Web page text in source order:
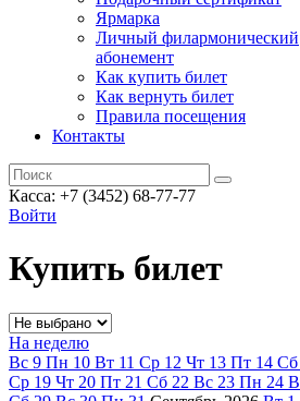
Ярмарка
Личный филармонический
абонемент
Как купить билет
Как вернуть билет
Правила посещения
Контакты
Касса: +7 (3452) 68-77-77
Войти
Купить билет
На неделю
Вс 9 Пн 10 Вт 11 Ср 12 Чт 13 Пт 14 Сб
Ср 19 Чт 20 Пт 21 Сб 22 Вс 23 Пн 24